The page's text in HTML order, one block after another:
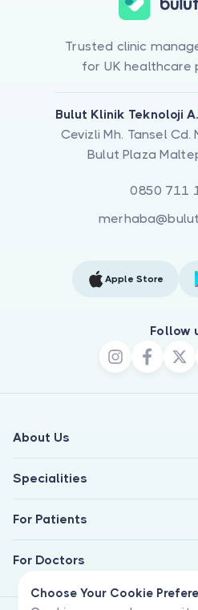
Choose Your Cookie
Trusted clinic
for UK healthcare
Bulut Klinik Teknoloji
Cevizli Mh. Tansel Cd.
Bulut Plaza
0850 711
Apple Store
Follow
About Us
Specialities
For Patients
For Doctors